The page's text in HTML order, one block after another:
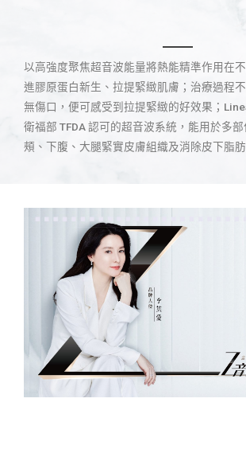
以高強度聚焦超音波能量將熱能精準作用在
進膠原蛋白新生、拉提緊緻肌膚；治療過程
無傷口，便可感受到拉提緊緻的好效果；
衛福部 TFDA 認可的超音波系統，能用於多
頰、下腹、大腿緊實皮膚組織及消除皮下脂肪